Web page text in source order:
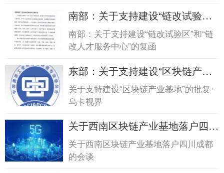
南部：关于支持建设“链改试验
区”和“链改人才...南部：关于支持
建设“链改试验区”和“链改人才...
南部：关于支持建设“链改试验区”和“链
改人才服务中心”的复函
东部：关于支持建设“区块链产业
基地”的批复-乌...东部：关于支持
建设“区块链产业基地”的批复-乌...
关于支持建设“区块链产业基地”的批复-
乌卡视界
关于西南区块链产业基地落户四川
成都的会谈关于西南区块链产业基
地落户四川成都的会谈
关于西南区块链产业基地落户四川成都
的会谈